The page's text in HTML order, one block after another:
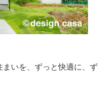
いを、ずっと快適に、ず